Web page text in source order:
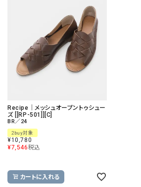
Recipe｜メッシュオープントゥシュー
ズ [[RP-501]][C]
BR／24
2buy対象
¥10,780
¥7,546税込
カートに入れる